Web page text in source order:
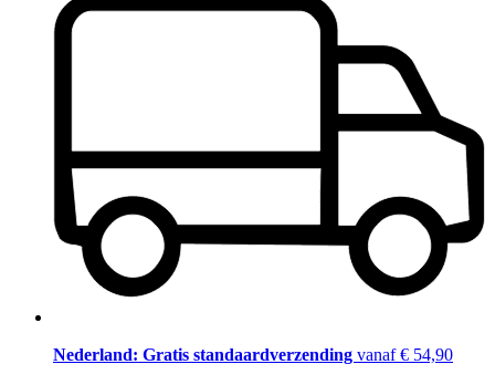
Nederland: Gratis standaardverzending vanaf € 54,90